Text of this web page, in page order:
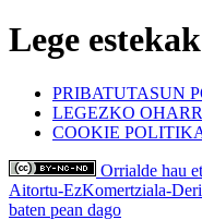
Lege estekak
PRIBATUTASUN
LEGEZKO
COOKIE
Orrialde hau
Aitortu-EzKomertziala-
baten pean dago